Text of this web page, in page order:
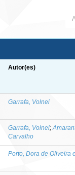
Autor(es)
Garrafa, Volnei
Garrafa, Volnei;
Carvalho
Porto, Dora de Oliveira